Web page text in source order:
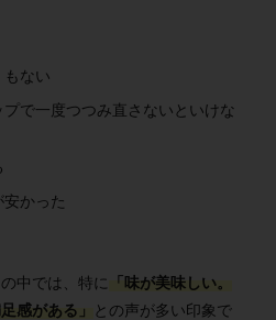
もない
で一度つつみ直さないといけな
かった
中では、特に
「味が美味しい。
感がある」
との声が多い印象で